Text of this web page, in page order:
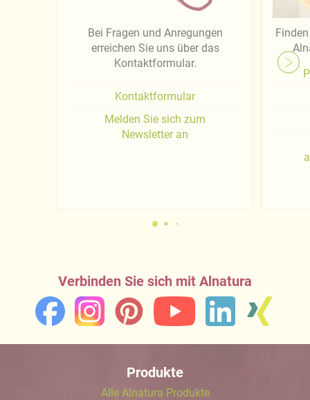
Bei Fragen und Anregungen
erreichen Sie uns über das
Kontaktformular.
Kontaktformular
Melden Sie sich zum
Newsletter an
Verbinden Sie sich mit Alnatura
Produkte
Alle Alnatura Produkte